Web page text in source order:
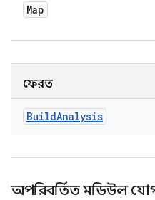
Map
ফেরত
BuildAnalysis
অপরিবর্তিত মডিউল